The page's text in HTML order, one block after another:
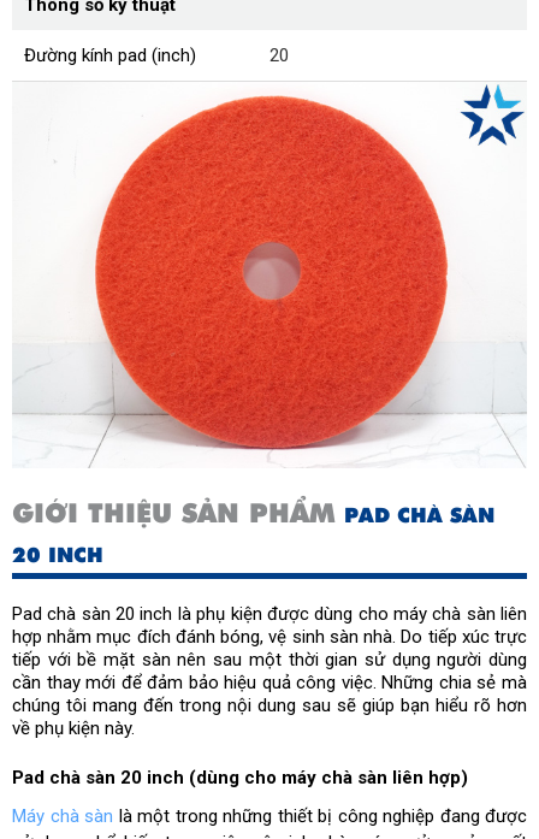
Thông số kỹ thuật
Đường kính pad (inch) 20
GIỚI THIỆU SẢN PHẨM PAD CHÀ SÀN
20 INCH
Pad chà sàn 20 inch là phụ kiện được dùng cho máy chà sàn liên
hợp nhằm mục đích đánh bóng, vệ sinh sàn nhà. Do tiếp xúc trực
tiếp với bề mặt sàn nên sau một thời gian sử dụng người dùng
cần thay mới để đảm bảo hiệu quả công việc. Những chia sẻ mà
chúng tôi mang đến trong nội dung sau sẽ giúp bạn hiểu rõ hơn
về phụ kiện này.
Pad chà sàn 20 inch (dùng cho máy chà sàn liên hợp)
Máy chà sàn là một trong những thiết bị công nghiệp đang được